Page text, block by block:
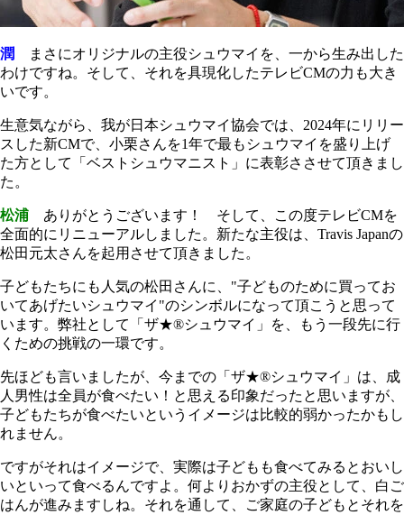
潤 まさにオリジナルの主役シュウマイを、一から生み出した
わけですね。そして、それを具現化したテレビCMの力も大き
いです。
生意気ながら、我が日本シュウマイ協会では、2024年にリリー
スした新CMで、小栗さんを1年で最もシュウマイを盛り上げ
た方として「ベストシュウマニスト」に表彰ささせて頂きまし
た。
松浦 ありがとうございます！ そして、この度テレビCMを
全面的にリニューアルしました。新たな主役は、Travis Japanの
松田元太さんを起用させて頂きました。
子どもたちにも人気の松田さんに、"子どものために買ってお
いてあげたいシュウマイ"のシンボルになって頂こうと思って
います。弊社として「ザ★®シュウマイ」を、もう一段先に行
くための挑戦の一環です。
先ほども言いましたが、今までの「ザ★®シュウマイ」は、成
人男性は全員が食べたい！と思える印象だったと思いますが、
子どもたちが食べたいというイメージは比較的弱かったかもし
れません。
ですがそれはイメージで、実際は子どもも食べてみるとおいし
いといって食べるんですよ。何よりおかずの主役として、白ご
はんが進みますしね。それを通して、ご家庭の子どもとそれを